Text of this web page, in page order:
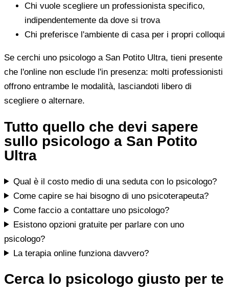
Chi vuole scegliere un professionista specifico,
indipendentemente da dove si trova
Chi preferisce l'ambiente di casa per i propri colloqui
Se cerchi uno psicologo a San Potito Ultra, tieni presente
che l'online non esclude l'in presenza: molti professionisti
offrono entrambe le modalità, lasciandoti libero di
scegliere o alternare.
Tutto quello che devi sapere
sullo psicologo a San Potito
Ultra
Qual è il costo medio di una seduta con lo psicologo?
Come capire se hai bisogno di uno psicoterapeuta?
Come faccio a contattare uno psicologo?
Esistono opzioni gratuite per parlare con uno
psicologo?
La terapia online funziona davvero?
Cerca lo psicologo giusto per te